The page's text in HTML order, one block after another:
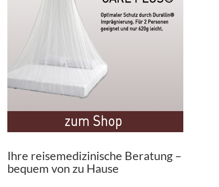
Ihre reisemedizinische Beratung –
bequem von zu Hause